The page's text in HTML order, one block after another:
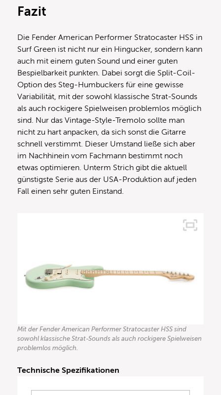
Fazit
Die Fender American Performer Stratocaster HSS in
Surf Green ist nicht nur ein Hingucker, sondern kann
auch mit einem guten Sound und einer guten
Bespielbarkeit punkten. Dabei sorgt die Split-Coil-
Option des Steg-Humbuckers für eine gewisse
Variabilität, mit der sowohl klassische Strat-Sounds
als auch rockigere Spielweisen problemlos möglich
sind. Nur das Vintage-Style-Tremolo sollte man
nicht zu hart anpacken, da sich sonst die Gitarre
schnell verstimmt. Dieser Umstand ließe sich aber
im Nachhinein vom Fachmann bestimmt noch
etwas optimieren. Unterm Strich gibt die aktuell
günstigste Serie aus der USA-Produktion auf jeden
Fall einen sehr guten Einstand.
Mit der Fender American Performer Stratocaster HSS sind
sowohl klassische Strat-Sounds als auch rockigere Spielweisen
problemlos möglich.
Technische Spezifikationen